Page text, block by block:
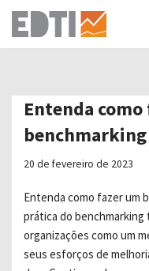
Pular
conteúdo
Entenda
benchmarking
20 de fevereiro de 2023
Entenda como fazer um
prática do benchmarking
organizações como um
seus esforços de